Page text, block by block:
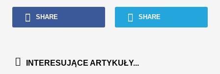
SHARE SHARE
INTERESUJĄCE ARTYKUŁY...